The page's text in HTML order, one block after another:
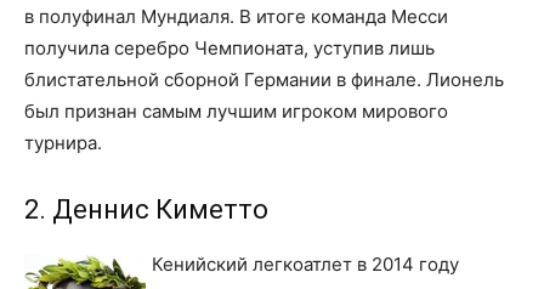
в полуфинал Мундиаля. В итоге команда Месси
получила серебро Чемпионата, уступив лишь
блистательной сборной Германии в финале. Лионель
был признан самым лучшим игроком мирового
турнира.
2. Деннис Киметто
Кенийский легкоатлет в 2014 году